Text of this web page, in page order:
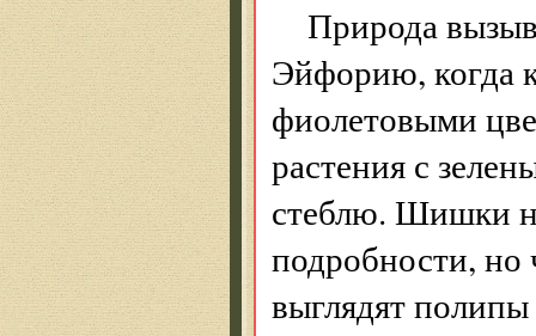
Природа
Эйфорию, когда
фиолетовыми
растения с
стеблю. Шишки
подробности, но
выглядят